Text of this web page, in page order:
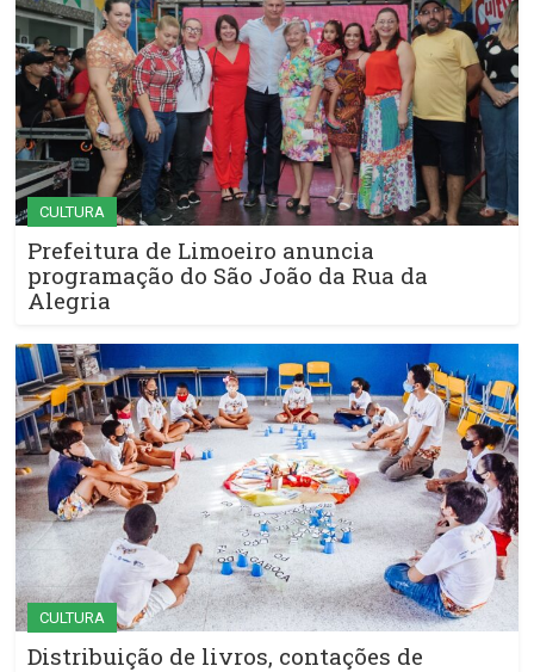
CULTURA
Prefeitura de Limoeiro anuncia
programação do São João da Rua da
Alegria
CULTURA
Distribuição de livros, contações de